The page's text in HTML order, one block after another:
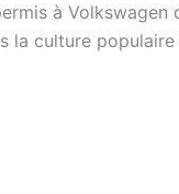
à
la culture